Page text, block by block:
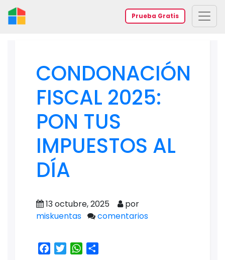
Prueba Gratis
CONDONACIÓN
FISCAL 2025:
PON TUS
IMPUESTOS AL
DÍA
13 octubre, 2025
por
miskuentas
comentarios
Facebook
TwitterWhatsApp